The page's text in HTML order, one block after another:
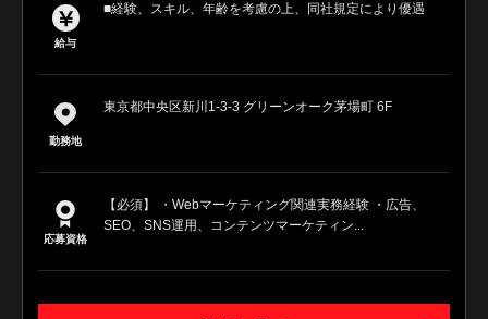
給与
■経験、スキル、年齢を考慮の上、同社規定により優遇
勤務地
東京都中央区新川1-3-3 グリーンオーク茅場町 6F
応募資格
【必須】 ・Webマーケティング関連実務経験 ・広告、
SEO、SNS運用、コンテンツマーケティン...